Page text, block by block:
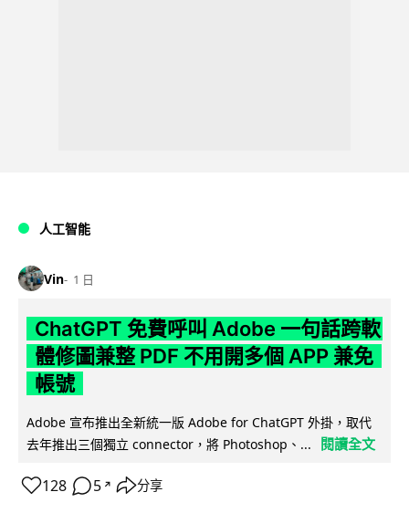
人工智能
Vin 1 日
ChatGPT 免費呼叫 Adobe 一句話跨軟
體修圖兼整 PDF 不用開多個 APP 兼免
帳號
Adobe 宣布推出全新統一版 Adobe for ChatGPT 外掛，取代
去年推出三個獨立 connector，將 Photoshop、...
閱讀全文
128 5 ↗ 分享